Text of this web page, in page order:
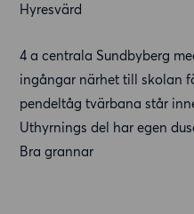
Hyresvärd
4 a centrala Sundbyberg
ingångar närhet till skolan
pendeltåg tvärbana står
Uthyrnings del har egen
Bra grannar